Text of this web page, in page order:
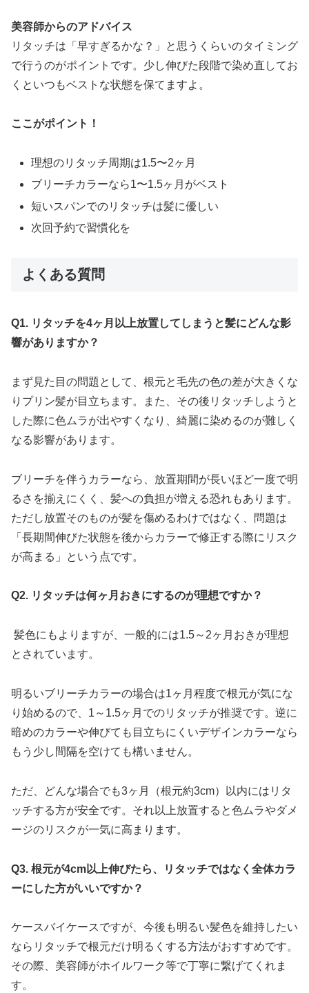
美容師からのアドバイス
リタッチは「早すぎるかな？」と思うくらいのタイミング
で行うのがポイントです。少し伸びた段階で染め直してお
くといつもベストな状態を保てますよ。
ここがポイント！
理想のリタッチ周期は1.5〜2ヶ月
ブリーチカラーなら1〜1.5ヶ月がベスト
短いスパンでのリタッチは髪に優しい
次回予約で習慣化を
よくある質問
Q1. リタッチを4ヶ月以上放置してしまうと髪にどんな影
響がありますか？
まず見た目の問題として、根元と毛先の色の差が大きくな
りプリン髪が目立ちます。また、その後リタッチしようと
した際に色ムラが出やすくなり、綺麗に染めるのが難しく
なる影響があります。
ブリーチを伴うカラーなら、放置期間が長いほど一度で明
るさを揃えにくく、髪への負担が増える恐れもあります。
ただし放置そのものが髪を傷めるわけではなく、問題は
「長期間伸びた状態を後からカラーで修正する際にリスク
が高まる」という点です。
Q2. リタッチは何ヶ月おきにするのが理想ですか？
髪色にもよりますが、一般的には1.5～2ヶ月おきが理想
とされています。
明るいブリーチカラーの場合は1ヶ月程度で根元が気にな
り始めるので、1～1.5ヶ月でのリタッチが推奨です。逆に
暗めのカラーや伸びても目立ちにくいデザインカラーなら
もう少し間隔を空けても構いません。
ただ、どんな場合でも3ヶ月（根元約3cm）以内にはリタ
ッチする方が安全です。それ以上放置すると色ムラやダメ
ージのリスクが一気に高まります。
Q3. 根元が4cm以上伸びたら、リタッチではなく全体カラ
ーにした方がいいですか？
ケースバイケースですが、今後も明るい髪色を維持したい
ならリタッチで根元だけ明るくする方法がおすすめです。
その際、美容師がホイルワーク等で丁寧に繋げてくれま
す。